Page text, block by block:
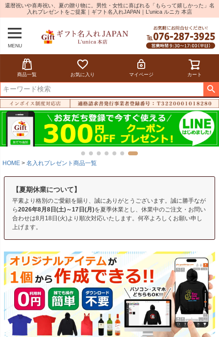
還暦祝いや喜寿祝い、夏の贈り物に。男性・女性に喜ばれる「もらって嬉しかった」名
入れプレゼントをご提案｜ギフト名入れJAPAN｜L'unica ルニカ 本店
MENU
商品一覧 お気に入り マイページ カート
HOME 名入れプレゼント商品一覧
【夏期休業について】
平素より格別のご愛顧を賜り、誠にありがとうございます。誠に勝手なが
ら2026年8月8日(土)～17日(月)を夏季休業とし、休業中のご注文・お問い
合わせは8月18日(火)より順次対応いたします。何卒よろしくお願い申し
上げます。